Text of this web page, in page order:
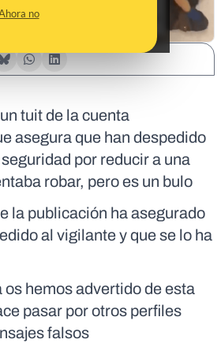
no
tuit de la cuenta
asegura que han despedido
por reducir a una
robar, pero es un bulo
la publicación ha asegurado
al vigilante y que se lo ha
os hemos advertido de esta
pasar por otros perfiles
falsos